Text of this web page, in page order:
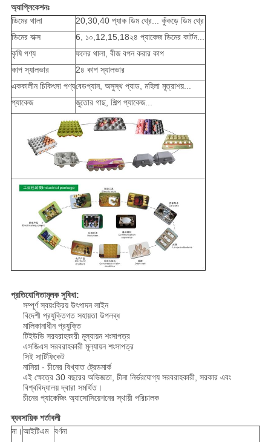
অ্যাপ্লিকেশনঃ
ডিমের থালা
20,30,40 প্যাক ডিম থ্রে... কুঁকড়ে ডিম থ্রে
ডিমের বাক্স
6, ১০,12,15,18২৪ প্যাকেজ ডিমের কার্টন...
কৃষি পণ্য
ফলের থালা, বীজ বপন করার কাপ
কাপ স্যালভার
2৪ কাপ স্যালভার
এককালীন চিকিৎসা পণ্যবেডপ্যান, অসুস্থ প্যাড, মহিলা মূত্রাশয়...
প্যাকেজ
জুতোর গাছ, শিল্প প্যাকেজ...
প্রতিযোগিতামূলক সুবিধা:
সম্পূর্ণ স্বয়ংক্রিয় উৎপাদন লাইন
বিদেশী প্রযুক্তিগত সহায়তা উপলব্ধ
মালিকানাধীন প্রযুক্তি
টিইউভি সরবরাহকারী মূল্যায়ন শংসাপত্র
এসজিএস সরবরাহকারী মূল্যায়ন শংসাপত্র
সিই সার্টিফিকেট
নানিয়া - চীনের বিখ্যাত ট্রেডমার্ক
এই ক্ষেত্রে 30 বছরের অভিজ্ঞতা, চীনা নির্ভরযোগ্য সরবরাহকারী, সরকার এবং
বিশ্ববিদ্যালয় দ্বারা সমর্থিত।
চীনের প্যাকেজিং অ্যাসোসিয়েশনের স্থায়ী পরিচালক
ব্যবসায়িক শর্তাবলী
না। আইটিএম
বর্ণনা